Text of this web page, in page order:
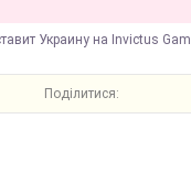
Украину на Invictus
Поділитися: